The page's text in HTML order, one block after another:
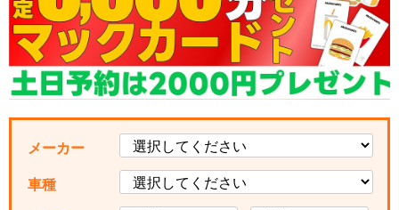
メーカー
車種